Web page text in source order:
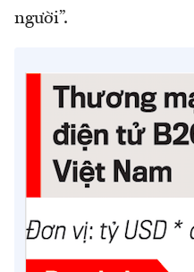
người”.